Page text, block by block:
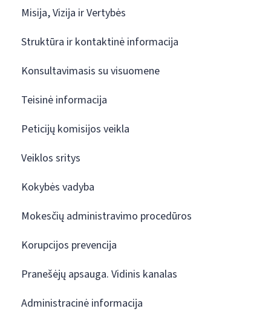
Misija, Vizija ir Vertybės
Struktūra ir kontaktinė informacija
Konsultavimasis su visuomene
Teisinė informacija
Peticijų komisijos veikla
Veiklos sritys
Kokybės vadyba
Mokesčių administravimo procedūros
Korupcijos prevencija
Pranešėjų apsauga. Vidinis kanalas
Administracinė informacija